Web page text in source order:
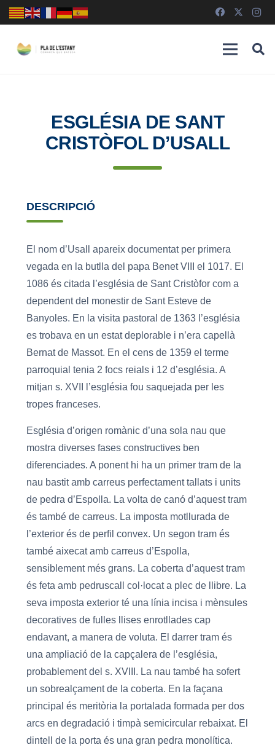
ESGLÉSIA DE SANT
CRISTÒFOL D’USALL
DESCRIPCIÓ
El nom d’Usall apareix documentat per primera
vegada en la butlla del papa Benet VIII el 1017. El
1086 és citada l’església de Sant Cristòfor com a
dependent del monestir de Sant Esteve de
Banyoles. En la visita pastoral de 1363 l’església
es trobava en un estat deplorable i n’era capellà
Bernat de Massot. En el cens de 1359 el terme
parroquial tenia 2 focs reials i 12 d’església. A
mitjan s. XVII l’església fou saquejada per les
tropes franceses.
Església d’origen romànic d’una sola nau que
mostra diverses fases constructives ben
diferenciades. A ponent hi ha un primer tram de la
nau bastit amb carreus perfectament tallats i units
de pedra d’Espolla. La volta de canó d’aquest tram
és també de carreus. La imposta motllurada de
l’exterior és de perfil convex. Un segon tram és
també aixecat amb carreus d’Espolla,
sensiblement més grans. La coberta d’aquest tram
és feta amb pedruscall col·locat a plec de llibre. La
seva imposta exterior té una línia incisa i mènsules
decoratives de fulles llises enrotllades cap
endavant, a manera de voluta. El darrer tram és
una ampliació de la capçalera de l’església,
probablement del s. XVIII. La nau també ha sofert
un sobrealçament de la coberta. En la façana
principal és meritòria la portalada formada per dos
arcs en degradació i timpà semicircular rebaixat. El
dintell de la porta és una gran pedra monolítica.